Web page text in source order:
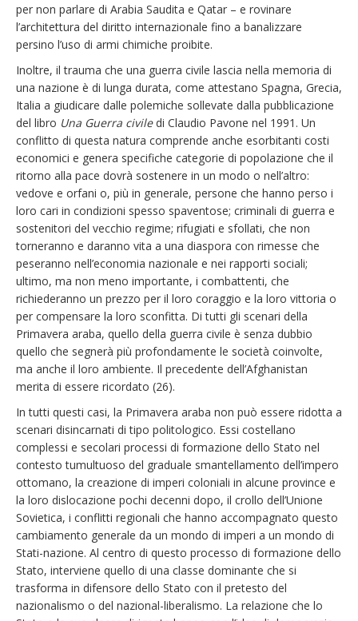
per non parlare di Arabia Saudita e Qatar – e rovinare
l’architettura del diritto internazionale fino a banalizzare
persino l’uso di armi chimiche proibite.
Inoltre, il trauma che una guerra civile lascia nella memoria di
una nazione è di lunga durata, come attestano Spagna, Grecia,
Italia a giudicare dalle polemiche sollevate dalla pubblicazione
del libro Una Guerra civiledi Claudio Pavone nel 1991. Un
conflitto di questa natura comprende anche esorbitanti costi
economici e genera specifiche categorie di popolazione che il
ritorno alla pace dovrà sostenere in un modo o nell’altro:
vedove e orfani o, più in generale, persone che hanno perso i
loro cari in condizioni spesso spaventose; criminali di guerra e
sostenitori del vecchio regime; rifugiati e sfollati, che non
torneranno e daranno vita a una diaspora con rimesse che
peseranno nell’economia nazionale e nei rapporti sociali;
ultimo, ma non meno importante, i combattenti, che
richiederanno un prezzo per il loro coraggio e la loro vittoria o
per compensare la loro sconfitta. Di tutti gli scenari della
Primavera araba, quello della guerra civile è senza dubbio
quello che segnerà più profondamente le società coinvolte,
ma anche il loro ambiente. Il precedente dell’Afghanistan
merita di essere ricordato (26).
In tutti questi casi, la Primavera araba non può essere ridotta a
scenari disincarnati di tipo politologico. Essi costellano
complessi e secolari processi di formazione dello Stato nel
contesto tumultuoso del graduale smantellamento dell’impero
ottomano, la creazione di imperi coloniali in alcune province e
la loro dislocazione pochi decenni dopo, il crollo dell’Unione
Sovietica, i conflitti regionali che hanno accompagnato questo
cambiamento generale da un mondo di imperi a un mondo di
Stati-nazione. Al centro di questo processo di formazione dello
Stato, interviene quello di una classe dominante che si
trasforma in difensore dello Stato con il pretesto del
nazionalismo o del nazional-liberalismo. La relazione che lo